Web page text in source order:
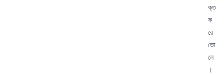
ক্ত
ক
রে
তো
লে
।